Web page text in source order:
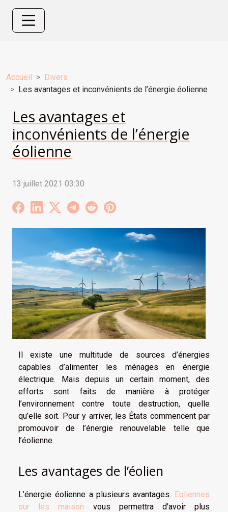
Accueil
Divers
Les avantages et inconvénients de l’énergie éolienne
Les avantages et
inconvénients de l’énergie
éolienne
13 juillet 2021 03:30
Il existe une multitude de sources d’énergies
capables d’alimenter les ménages en énergie
électrique. Mais depuis un certain moment, des
efforts sont faits de manière à protéger
l’environnement contre toute destruction, quelle
qu’elle soit. Pour y arriver, les États commencent par
promouvoir de l’énergie renouvelable telle que
l’éolienne.
Les avantages de l’éolien
L’énergie éolienne a plusieurs avantages. Eoliennes
sur les maison vous permettra d'avoir plus